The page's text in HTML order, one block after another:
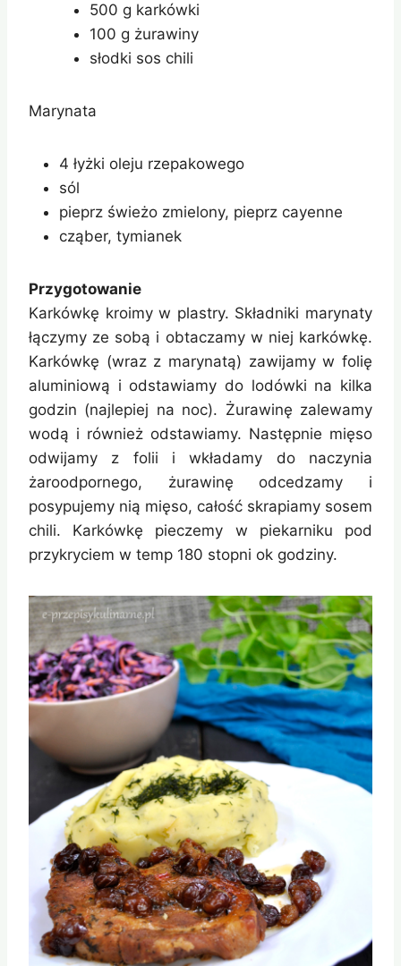
500 g karkówki
100 g żurawiny
słodki sos chili
Marynata
4 łyżki oleju rzepakowego
sól
pieprz świeżo zmielony, pieprz cayenne
cząber, tymianek
Przygotowanie
Karkówkę kroimy w plastry. Składniki marynaty
łączymy ze sobą i obtaczamy w niej karkówkę.
Karkówkę (wraz z marynatą) zawijamy w folię
aluminiową i odstawiamy do lodówki na kilka
godzin (najlepiej na noc). Żurawinę zalewamy
wodą i również odstawiamy. Następnie mięso
odwijamy z folii i wkładamy do naczynia
żaroodpornego, żurawinę odcedzamy i
posypujemy nią mięso, całość skrapiamy sosem
chili. Karkówkę pieczemy w piekarniku pod
przykryciem w temp 180 stopni ok godziny.